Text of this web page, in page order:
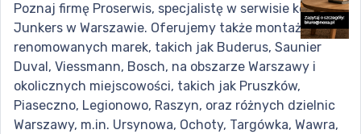
Poznaj firmę Proserwis, specjalistę w serwisie kotłów
Junkers w Warszawie. Oferujemy także montaż kotłów
renomowanych marek, takich jak Buderus, Saunier
Duval, Viessmann, Bosch, na obszarze Warszawy i
okolicznych miejscowości, takich jak Pruszków,
Piaseczno, Legionowo, Raszyn, oraz różnych dzielnic
Warszawy, m.in. Ursynowa, Ochoty, Targówka, Wawra,